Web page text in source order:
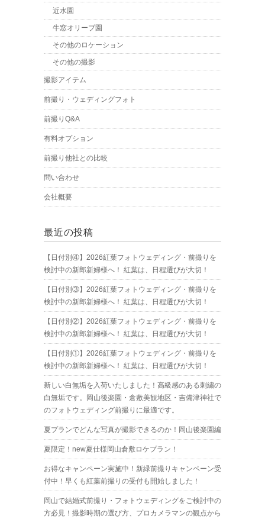
近水園
牛窓オリーブ園
その他のロケーション
その他の撮影
撮影アイテム
前撮り・ウェディングフォト
前撮りQ&A
有料オプション
前撮り他社との比較
問い合わせ
会社概要
最近の投稿
【日付別④】2026紅葉フォトウェディング・前撮りを
検討中の新郎新婦様へ！ 紅葉は、日程選びが大切！
【日付別③】2026紅葉フォトウェディング・前撮りを
検討中の新郎新婦様へ！ 紅葉は、日程選びが大切！
【日付別②】2026紅葉フォトウェディング・前撮りを
検討中の新郎新婦様へ！ 紅葉は、日程選びが大切！
【日付別①】2026紅葉フォトウェディング・前撮りを
検討中の新郎新婦様へ！ 紅葉は、日程選びが大切！
新しい白無垢を入荷いたしました！高級感のある刺繍の
白無垢です。岡山後楽園・倉敷美観地区・吉備津神社で
のフォトウェディング前撮りに最適です。
夏プランでどんな写真が撮影できるのか！岡山後楽園編
夏限定！new夏仕様岡山倉敷ロケプラン！
お得なキャンペーン実施中！新緑前撮りキャンペーン受
付中！早くも紅葉前撮りの受付も開始しました！
岡山で結婚式前撮り・フォトウェディングをご検討中の
方必見！撮影時期の選び方、プロカメラマンの観点から